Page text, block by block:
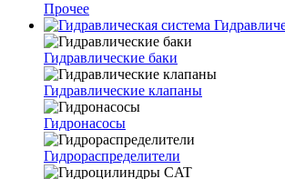
Прочее
Гидравлические баки
Гидравлические клапаны
Гидронасосы
Гидрораспределители